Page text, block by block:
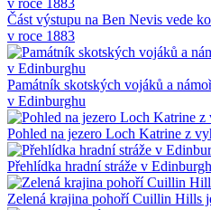
Část výstupu na Ben Nevis vede
v roce 1883
Památník skotských vojáků a
v Edinburghu
Pohled na jezero Loch Katrine z
Přehlídka hradní stráže v
Zelená krajina pohoří Cuillin Hills